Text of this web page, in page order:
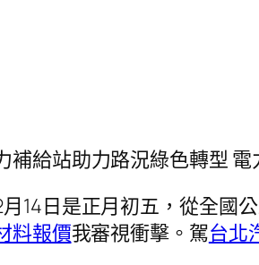
補給站助力路況綠色轉型 電
14日是正月初五，從全國
料報價我審視衝擊。駕台北